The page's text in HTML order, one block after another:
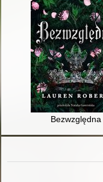
Bezwzględna